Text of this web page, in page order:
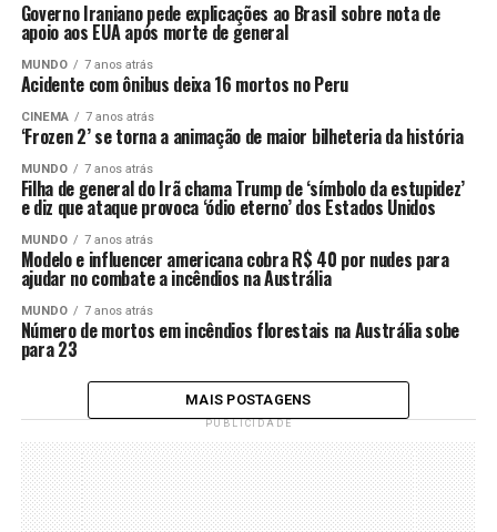
Governo Iraniano pede explicações ao Brasil sobre nota de
apoio aos EUA após morte de general
MUNDO 7 anos atrás
Acidente com ônibus deixa 16 mortos no Peru
CINEMA 7 anos atrás
‘Frozen 2’ se torna a animação de maior bilheteria da história
MUNDO 7 anos atrás
Filha de general do Irã chama Trump de ‘símbolo da estupidez’
e diz que ataque provoca ‘ódio eterno’ dos Estados Unidos
MUNDO 7 anos atrás
Modelo e influencer americana cobra R$ 40 por nudes para
ajudar no combate a incêndios na Austrália
MUNDO 7 anos atrás
Número de mortos em incêndios florestais na Austrália sobe
para 23
MAIS POSTAGENS
PUBLICIDADE